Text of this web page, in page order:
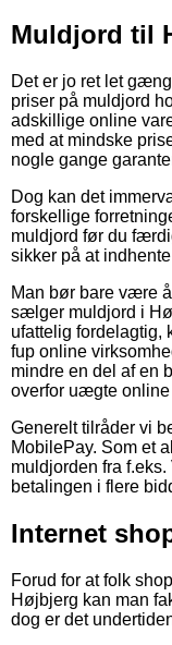
Muldjord til
Det er jo ret let
priser på muldjord
adskillige online
med at mindske
nogle gange
Dog kan det
forskellige
muldjord før du
sikker på at
Man bør bare være
sælger muldjord i
ufattelig fordelagtig,
fup online
mindre en del af en
overfor uægte online
Generelt tilråder vi
MobilePay. Som et
muldjorden fra
betalingen i flere
Internet
Forud for at folk
Højbjerg kan man
dog er det